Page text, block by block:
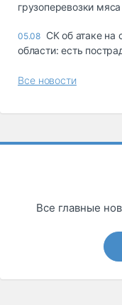
грузоперевозки
05.08 СК об атаке на
области: есть
Все новости
Все главные